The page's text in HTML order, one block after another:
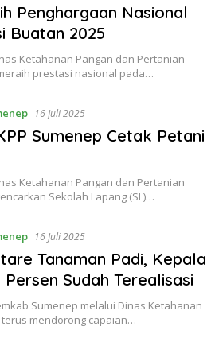
Penghargaan Nasional
Buatan 2025
Ketahanan Pangan dan Pertanian
prestasi nasional pada…
16 Juli 2025
Sumenep Cetak Petani
Ketahanan Pangan dan Pertanian
Sekolah Lapang (SL)…
16 Juli 2025
Tanaman Padi, Kepala
Persen Sudah Terealisasi
Sumenep melalui Dinas Ketahanan
terus mendorong capaian…